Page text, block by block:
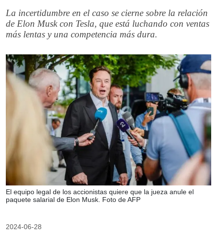
La incertidumbre en el caso se cierne sobre la relación
de Elon Musk con Tesla, que está luchando con ventas
más lentas y una competencia más dura.
El equipo legal de los accionistas quiere que la jueza anule el
paquete salarial de Elon Musk. Foto de AFP
2024-06-28